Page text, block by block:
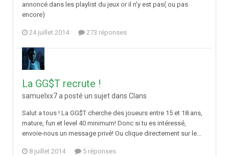
annoncé dans les playlist du jeux or il n'y est pas( ou pas
encore)
24 juillet 2014 273 réponses
La GG$T recrute !
samuelxx7 a posté un sujet dans Clans
Salut a tous ! La GG$T cherche des joueurs entre 15 et 18 ans,
mature, fun et level 40 minimum! Donc si tu es intéressé,
envoie-nous un message privé! Ou clique directement sur le...
8 juillet 2014 5 réponses